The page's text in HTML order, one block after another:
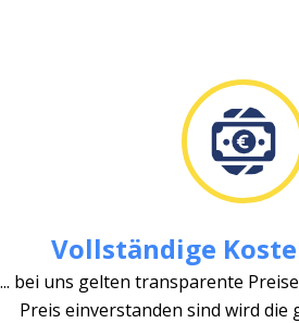
Vollständige
... bei uns gelten transparente
Preis einverstanden sind wird die